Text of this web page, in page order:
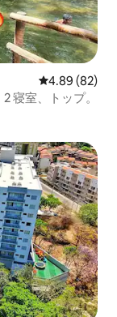
レビュー82
4.89 (82)
アパート 2 寝室、トップ。